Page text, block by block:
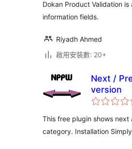
Dokan Product Validation
information fields.
Riyadh Ahmed
啟用安裝數: 20+
Next /
version
This free plugin shows
category. Installation